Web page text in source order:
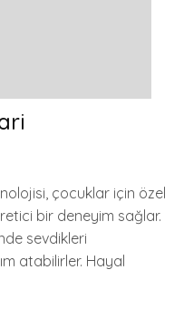
çocuklar için özel
bir deneyim sağlar.
sevdikleri
atabilirler. Hayal